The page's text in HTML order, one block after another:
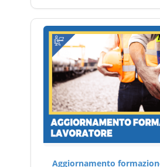
Aggiornamento